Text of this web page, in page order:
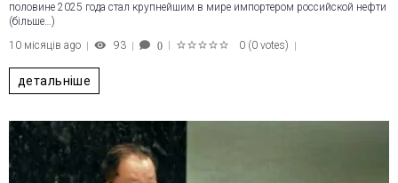
половине 2025 года стал крупнейшим в мире импортером российской нефти
(більше…)
10 місяців ago
93 0 0 (0 votes)
детальніше